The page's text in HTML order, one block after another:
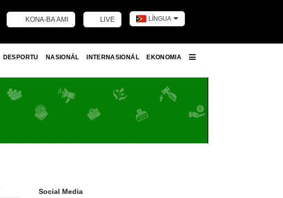
KONA-BA AMI LIVE LÍNGUA
DESPORTU NASIONÁL INTERNASIONÁL
EKONOMIA
Social Media